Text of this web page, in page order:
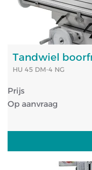
Tandwiel
HU 45 DM-4 NG
Prijs
Op aanvraag